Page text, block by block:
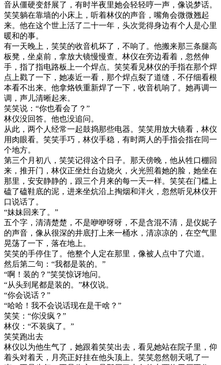
音从僵硬变舒展了，有时半夜里她会轻轻哼一声，像说梦话。
笑笑躺在靠墙的小床上，听着林仪的声音，嘴角会微微翘起
来。他在这个世上活了二十一年，头次觉得身边有个人是心里
暖和的事。
有一天晚上，笑笑的收音机坏了，不响了。他搬来那三条腿高
板凳，坐桌前，拿放大镜慢慢查。林仪在旁边看着，忽然伸
手，指了指电路板上一个焊点。笑笑看见林仪的手指在那个焊
点上戳了一下，她凑近一看，那个焊点裂了道缝，不仔细看根
本看不出来。他拿烙铁重新焊了一下，收音机响了。她再调一
调，声儿清晰起来。
笑笑说：“你也看会了？”
林仪没回答。他也没追问。
从此，两个人经常一起鼓捣那些电器。笑笑用放大镜看，林仪
用肉眼看。笑笑手巧，林仪手稳，有时两人的手指会指在同一
个地方。
第三个月初八，笑笑记得这个日子。那天傍晚，他从牲口棚回
来，推开门，林仪正坐灶台边烧火，火光照着她的脸，她坐在
那里，安安静静的，跟三个月来的每一天一样。笑笑在门槛上
磕了磕鞋底的泥，进来坐炕沿上掏烟和洋火，忽然听见林仪开
口说话了。
“妹妹回来了。”
五个字，清清楚楚，不是咿咿呀呀，不是含混不清，是仪妮子
的声音，像从很深的井底打上来一桶水，清凉凉的，在空气里
晃荡了一下，落在地上。
笑笑的手停住了。他整个人定在那里，像被人点中了穴道。
然后第二句：“我都是装的。”
“啊！装的？”笑笑惊讶地问。
“从头到尾都是装的。”林仪说。
“你会说话？”
“哈哈！我不会说话现在是干啥？”
笑笑：“你没疯？”
林仪：“不装疯了。”
笑笑跑出去
林仪以为他生气了，她跟着笑笑出去，看见她站在院子里，仰
着头对着天，月亮正好挂在他头顶上。笑笑忽然朝天吼了一